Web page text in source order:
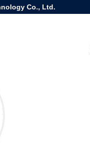
Co., Ltd.